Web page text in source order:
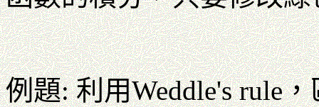
例題: 利用Weddle's rule